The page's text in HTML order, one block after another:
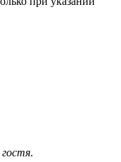
гостя.